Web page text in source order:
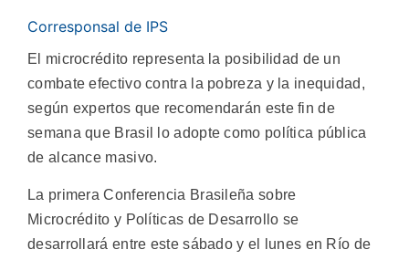
Corresponsal de IPS
El microcrédito representa la posibilidad de un
combate efectivo contra la pobreza y la inequidad,
según expertos que recomendarán este fin de
semana que Brasil lo adopte como política pública
de alcance masivo.
La primera Conferencia Brasileña sobre
Microcrédito y Políticas de Desarrollo se
desarrollará entre este sábado y el lunes en Río de